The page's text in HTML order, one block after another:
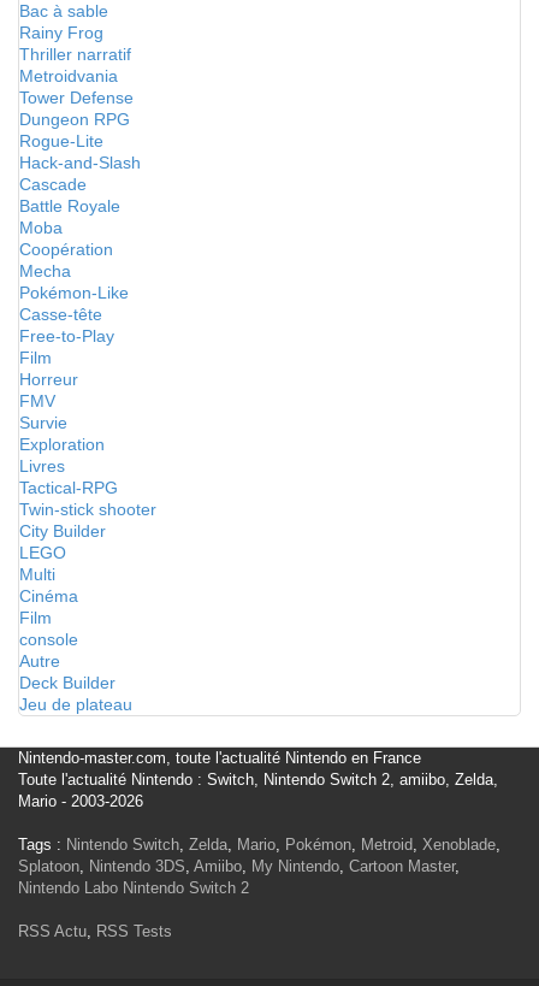
Bac à sable
Rainy Frog
Thriller narratif
Metroidvania
Tower Defense
Dungeon RPG
Rogue-Lite
Hack-and-Slash
Cascade
Battle Royale
Moba
Coopération
Mecha
Pokémon-Like
Casse-tête
Free-to-Play
Film
Horreur
FMV
Survie
Exploration
Livres
Tactical-RPG
Twin-stick shooter
City Builder
LEGO
Multi
Cinéma
Film
console
Autre
Deck Builder
Jeu de plateau
Nintendo-master.com, toute l'actualité Nintendo en France
Toute l'actualité Nintendo : Switch, Nintendo Switch 2, amiibo, Zelda,
Mario - 2003-2026
Tags : Nintendo Switch, Zelda, Mario, Pokémon, Metroid, Xenoblade,
Splatoon, Nintendo 3DS, Amiibo, My Nintendo, Cartoon Master,
Nintendo Labo Nintendo Switch 2
RSS Actu, RSS Tests